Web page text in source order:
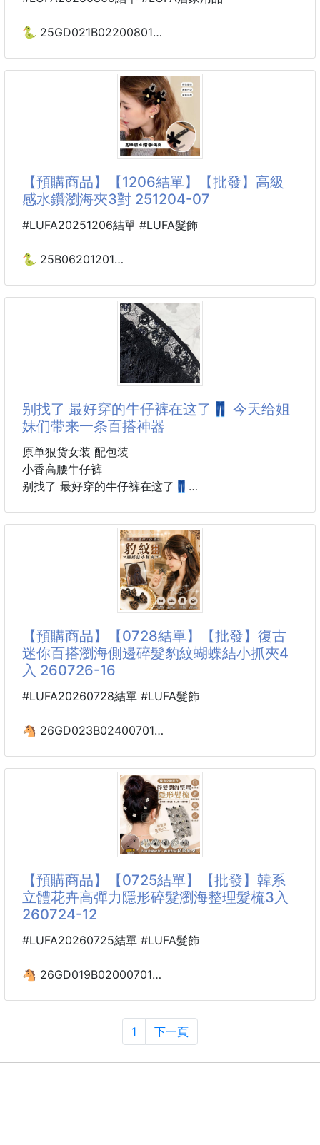
蛋白含量，促進皮膚細胞再生，提升肌膚的彈性和緊致
次拋精華液，您可以享受到肌膚深層滋養和修復的綜合
🐍 25GD021B02200801
不想每次修剪劉海都跑一趟髮廊？
但自己剪每次都歪歪斜斜的
讓你到公司、見朋友都好尷尬
這套劉海修剪工具組合
在家就能完成沙龍級修剪
從此瀏海不求人！
✔卡尺定位:水平夾緊定位✔平剪:整齊瀏海✔牙剪:打
1.先將梳理瀏海
2.夾住瀏海按照水平儀調整平衡
3.沿著卡尺邊緣剪下完成自然順直的劉海！
優質ABS材質，耐磨耐用
內
【預購商品】【1206結單】【批發】高級
感水鑽瀏海夾3對 251204-07
#LUFA20251206結單 #LUFA髮飾
🐍 25B06201201
每次想要做造型都覺得很苦惱嗎❓
那絕對要入手各式各樣好看的髮飾啦🤩🤩🤩
充滿高級感的瀏海夾設計 簡單奢華又有甜甜價
一組3️⃣對 造型更有變化CP值真的有夠高👍
美美的水鑽➕絲絨材質 就是特別有一種高級感
配上可愛經典的蝴蝶結造型 有氣質還很減齡唷～～～
髮夾都是採用鴨嘴夾材質 簡單一夾輕鬆好上手！
别找了 最好穿的牛仔裤在这了👖 今天给姐
妹们带来一条百搭神器
原单狠货女装 配包装
小香高腰牛仔裤
别找了 最好穿的牛仔裤在这了👖
小个子也可以轻松驾驭
精心调和的颜色很特别🔹
既不单调也不会感到沉闷
阔腿的版型完全不会显假胯宽哦
显高显瘦有一套的宝藏裤子
真的是宠幸度极高的一条牛仔裤啦
尺码：34/36/38
【預購商品】【0728結單】【批發】復古
迷你百搭瀏海側邊碎髮豹紋蝴蝶結小抓夾4
入 260726-16
#LUFA20260728結單 #LUFA髮飾
🐴 26GD023B02400701
🤎✨有時候不用花大錢，只要夾上一個小髮夾
整個人看起來就精緻又有氣質！
🎀復古迷你百搭瀏海側邊碎髮豹紋蝴蝶結小抓夾🎀
🐆復古豹紋×蝴蝶結元素
甜美中帶點個性，輕鬆打造韓系、法式復古時尚感
💖小巧迷你不厚重，瀏海、碎髮、側邊髮絲
✨一夾就有造型感，不論是素顏出門、上班、上課、
【預購商品】【0725結單】【批發】韓系
立體花卉高彈力隱形碎髮瀏海整理髮梳3入
260724-12
#LUFA20260725結單 #LUFA髮飾
🐴 26GD019B02000701
【商品說明】-
1 下一頁